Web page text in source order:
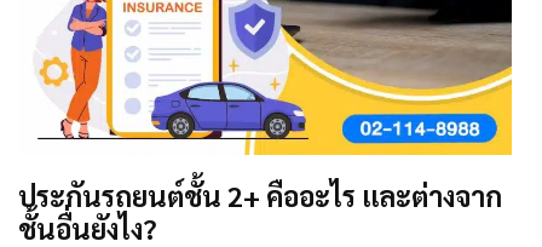
ประกันรถยนต์ชั้น 2+ คืออะไร และต่างจาก
ชั้นอื่นยังไง?